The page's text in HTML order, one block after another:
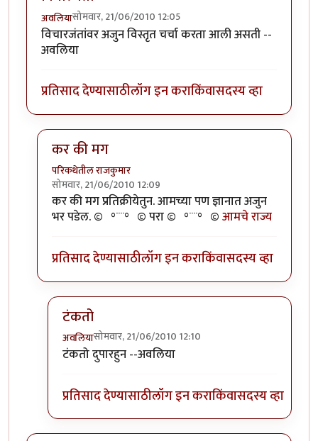
अवलियासोमवार, 21/06/2010 12:05
विचारजंतांवर अजुन विस्तृत चर्चा करता आली असती --
अवलिया
प्रतिसाद देण्यासाठीलॉग इन कराकिंवासदस्य व्हा
कर की मग
परिकथेतील राजकुमार
सोमवार, 21/06/2010 12:09
In reply toविचारजंताbyअवलिया
कर की मग प्रतिक्रीयेतुन. आमच्या पण ज्ञानात अजुन
भर पडेल. ©º°¨¨°º© परा ©º°¨¨°º©आमचे राज्य
प्रतिसाद देण्यासाठीलॉग इन कराकिंवासदस्य व्हा
टंकतो
अवलियासोमवार, 21/06/2010 12:10
In reply toकर की मगby
टंकतो दुपारहुन --अवलिया
प्रतिसाद देण्यासाठीलॉग इन कराकिंवासदस्य व्हा